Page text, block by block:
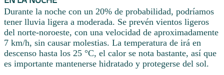
Durante la noche con un 20% de probabilidad, podríamos
tener lluvia ligera a moderada. Se prevén vientos ligeros
del norte-noroeste, con una velocidad de aproximadamente
7 km/h, sin causar molestias. La temperatura de irá en
descenso hasta los 25 °C, el calor se nota bastante, así que
es importante mantenerse hidratado y protegerse del sol.